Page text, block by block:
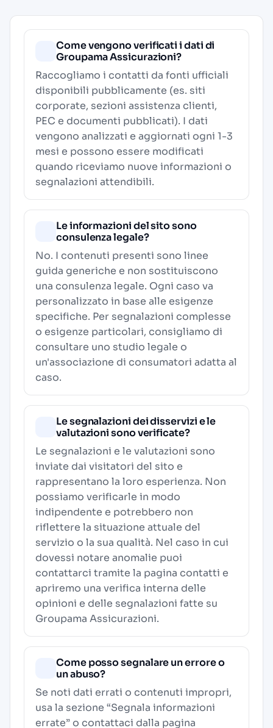
Come vengono verificati i dati di
Groupama Assicurazioni?
Raccogliamo i contatti da fonti ufficiali
disponibili pubblicamente (es. siti
corporate, sezioni assistenza clienti,
PEC e documenti pubblicati). I dati
vengono analizzati e aggiornati ogni 1-3
mesi e possono essere modificati
quando riceviamo nuove informazioni o
segnalazioni attendibili.
Le informazioni del sito sono
consulenza legale?
No. I contenuti presenti sono linee
guida generiche e non sostituiscono
una consulenza legale. Ogni caso va
personalizzato in base alle esigenze
specifiche. Per segnalazioni complesse
o esigenze particolari, consigliamo di
consultare uno studio legale o
un'associazione di consumatori adatta al
caso.
Le segnalazioni dei disservizi e le
valutazioni sono verificate?
Le segnalazioni e le valutazioni sono
inviate dai visitatori del sito e
rappresentano la loro esperienza. Non
possiamo verificarle in modo
indipendente e potrebbero non
riflettere la situazione attuale del
servizio o la sua qualità. Nel caso in cui
dovessi notare anomalie puoi
contattarci tramite la pagina contatti e
apriremo una verifica interna delle
opinioni e delle segnalazioni fatte su
Groupama Assicurazioni.
Come posso segnalare un errore o
un abuso?
Se noti dati errati o contenuti impropri,
usa la sezione “Segnala informazioni
errate” o contattaci dalla pagina